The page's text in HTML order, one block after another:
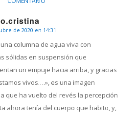
de 2020 en 14:31
columna de agua viva con
sólidas en suspensión que
un empuje hacia arriba, y gracias
vivos….», es una imagen
que ha vuelto del revés la percepción
ahora tenía del cuerpo que habito, y,